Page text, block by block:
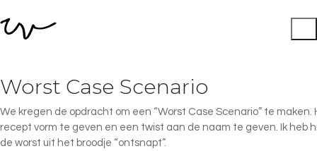
Worst Case Scenario
We kregen de opdracht om een “Worst Case Scenario” te
recept vorm te geven en een twist aan de naam te geven. Ik heb
de worst uit het broodje “ontsnapt”.